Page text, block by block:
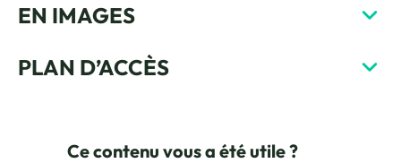
EN IMAGES
PLAN D’ACCÈS
Ce contenu vous a été utile ?